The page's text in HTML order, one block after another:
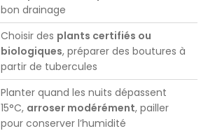
bon drainage
Choisir des plants certifiés ou
biologiques, préparer des boutures à
partir de tubercules
Planter quand les nuits dépassent
15°C, arroser modérément, pailler
pour conserver l’humidité